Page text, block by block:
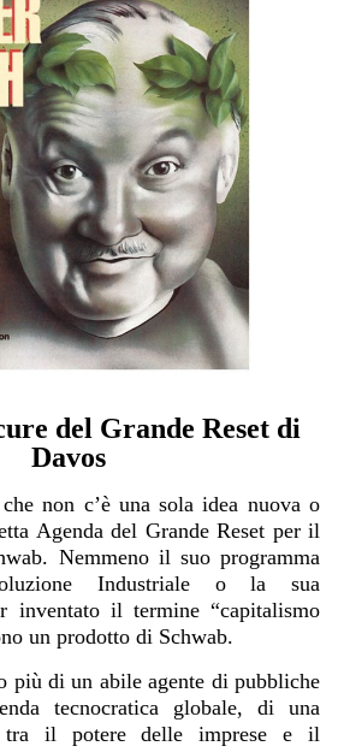
del Grande Reset di
Davos
non c’è una sola idea nuova o
Agenda del Grande Reset per il
Nemmeno il suo programma
Industriale o la sua
inventato il termine “capitalismo
un prodotto di Schwab.
più di un abile agente di pubbliche
tecnocratica globale, di una
tra il potere delle imprese e il